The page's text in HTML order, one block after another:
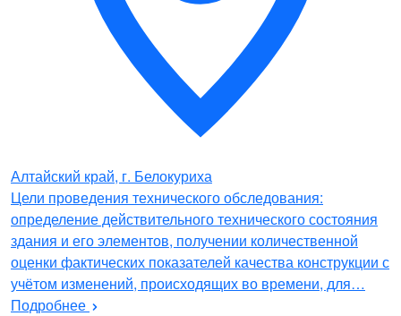
Алтайский край, г. Белокуриха
Цели проведения технического обследования:
определение действительного технического состояния
здания и его элементов, получении количественной
оценки фактических показателей качества конструкции с
учётом изменений, происходящих во времени, для…
Подробнее